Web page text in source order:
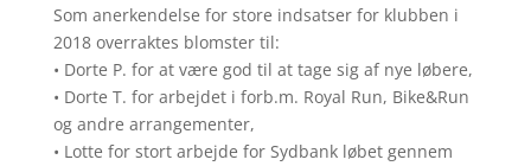
Som anerkendelse for store indsatser for klubben i
2018 overraktes blomster til:
• Dorte P. for at være god til at tage sig af nye løbere,
• Dorte T. for arbejdet i forb.m. Royal Run, Bike&Run
og andre arrangementer,
• Lotte for stort arbejde for Sydbank løbet gennem